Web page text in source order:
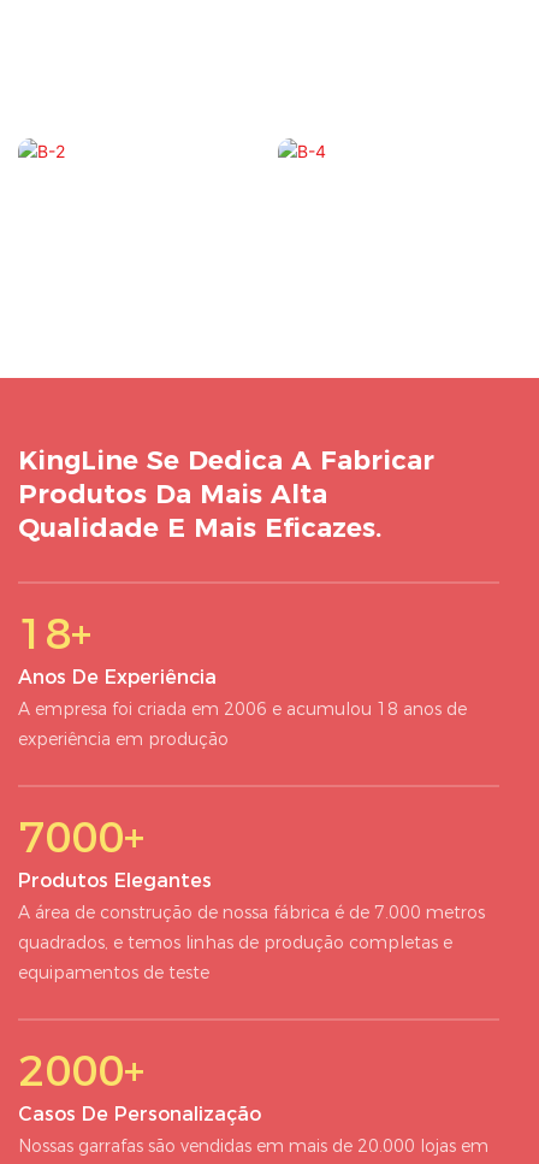
KingLine Se Dedica A Fabricar
Produtos Da Mais Alta
Qualidade E Mais Eficazes.
18+
Anos De Experiência
A empresa foi criada em 2006 e acumulou 18 anos de
experiência em produção
7000+
Produtos Elegantes
A área de construção de nossa fábrica é de 7.000 metros
quadrados, e temos linhas de produção completas e
equipamentos de teste
2000+
Casos De Personalização
Nossas garrafas são vendidas em mais de 20.000 lojas em